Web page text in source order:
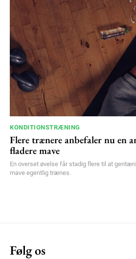
KONDITIONSTRÆNING
Flere trænere anbefaler nu en
fladere mave
En overset øvelse får stadig flere til at
mave egentlig trænes.
Følg os